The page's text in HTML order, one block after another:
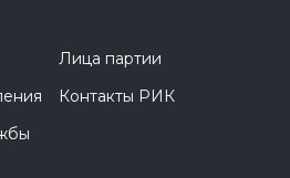
Лица партии
Контакты РИК